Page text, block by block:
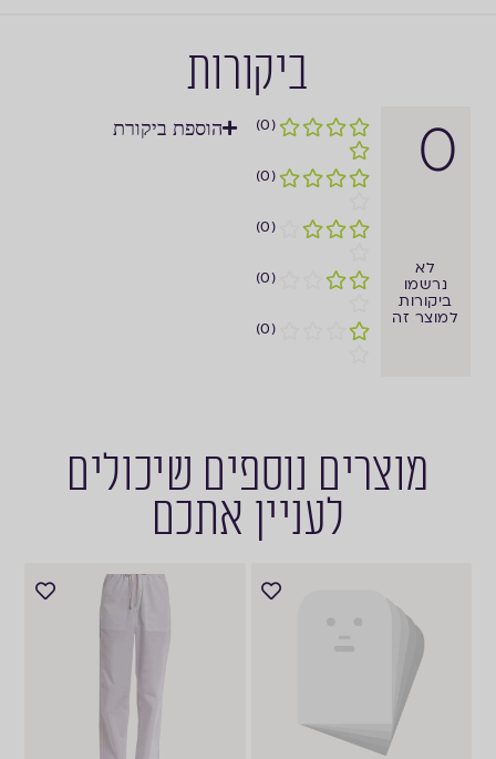
ביקורות
(0)
(0)
(0)
(0)
(0)
0
לא
נרשמו
ביקורות
למוצר זה
הוספת ביקורת
מוצרים נוספים שיכולים
לעניין אתכם